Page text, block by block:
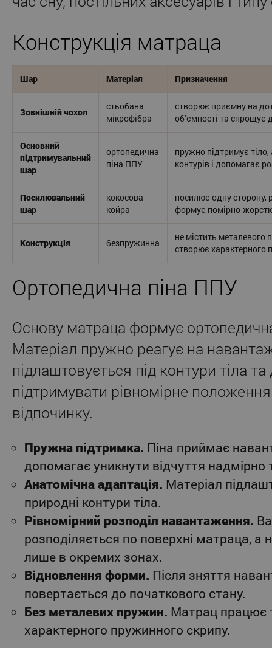
Конструкція матраца
Шар Матеріал Призначення
Зовнішній чохол
стьобана
мікрофібра
створює приємну на
об’ємності та
Основний
підтримувальний
шар
ортопедична
піна ППУ
пружно підтримує
контурів і допомагає
Посилювальний
шар
кокосова
койра
посилює одну сторону,
формує помірно-
Конструкція безпружинна
не містить металевого
створює характерного
Ортопедична піна ППУ
Основу матраца формує
Матеріал пружно реагує на
підлаштовується під контури тіла
підтримувати рівномірне положення
відпочинку.
Пружна підтримка. Піна приймає
допомагає уникнути відчуття надмірно
Анатомічна адаптація. Матеріал
природні контури тіла.
Рівномірний розподіл навантаження.
розподіляється по поверхні матраца, а
лише в окремих зонах.
Відновлення форми. Після зняття
повертається до початкового стану.
Без металевих пружин. Матрац працює
характерного пружинного скрипу.